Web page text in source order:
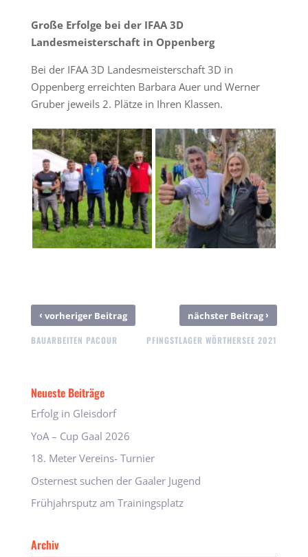
Große Erfolge bei der IFAA 3D
Landesmeisterschaft in Oppenberg
Bei der IFAA 3D Landesmeisterschaft 3D in
Oppenberg erreichten Barbara Auer und Werner
Gruber jeweils 2. Plätze in Ihren Klassen.
‹ vorheriger Beitrag
BAUARBEITEN PACOUR
nächster Beitrag ›
PFINGSTLAGER WÖRTHERSEE 2021
Neueste Beiträge
Erfolg in Gleisdorf
YoA – Cup Gaal 2026
18. Meter Vereins- Turnier
Osternest suchen der Gaaler Jugend
Frühjahrsputz am Trainingsplatz
Archiv